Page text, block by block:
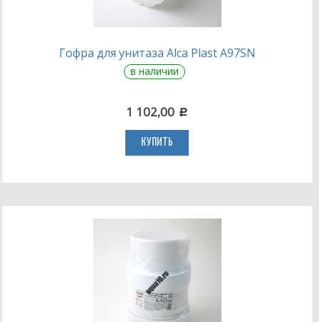
Гофра для унитаза Alca Plast A97SN
в наличии
1 102,00 c
КУПИТЬ